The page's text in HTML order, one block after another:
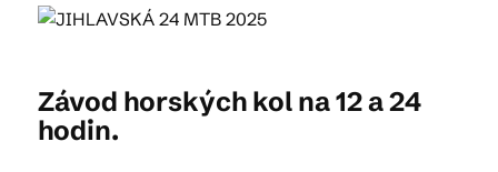
Závod horských kol na 12 a 24
hodin.